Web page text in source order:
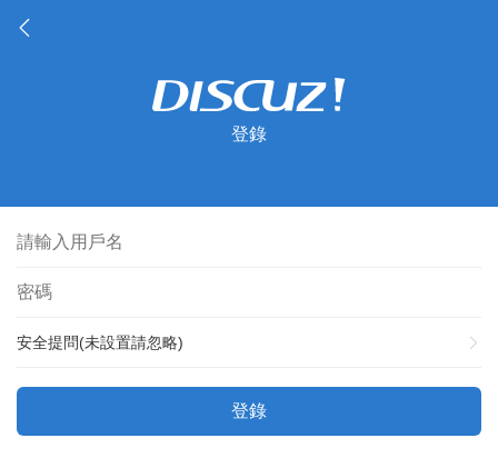
登錄
安全提問(未設置請忽略)
登錄